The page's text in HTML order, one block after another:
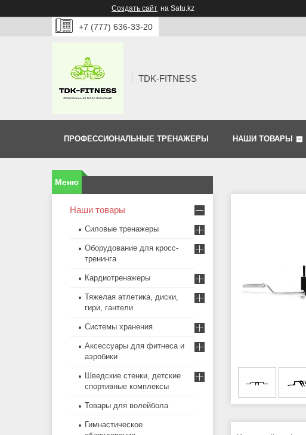
Создать сайт на Satu.kz
+7 (777) 636-33-20
TDK-FITNESS
ПРОФЕССИОНАЛЬНЫЕ ТРЕНАЖЕРЫ НАШИ ТОВАРЫ
Наши товары
Силовые тренажеры
Оборудование для кросс-
тренинга
Кардиотренажеры
Тяжелая атлетика, диски,
гири, гантели
Системы хранения
Аксессуары для фитнеса и
аэробики
Шведские стенки, детские
спортивные комплексы
Товары для волейбола
Гимнастическое